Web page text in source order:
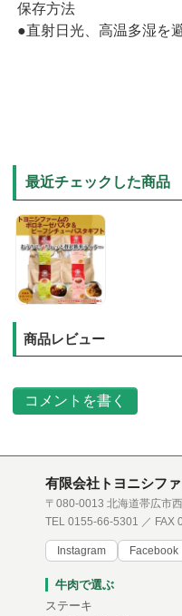
保存方法
●直射日光、高温多湿を
最近チェックした商品
商品レビュー
コメントを書く
有限会社トヨニシフ
〒080-0013 北海道帯広市
TEL 0155-66-5301 ／ FAX
Instagram Facebook
牛肉で選ぶ
ステーキ